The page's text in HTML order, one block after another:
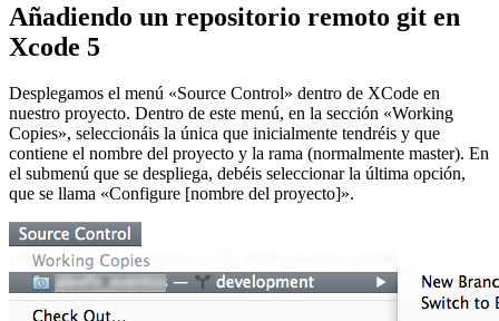
Añadiendo un repositorio remoto git en
Xcode 5
Desplegamos el menú «Source Control» dentro de XCode en
nuestro proyecto. Dentro de este menú, en la sección «Working
Copies», seleccionáis la única que inicialmente tendréis y que
contiene el nombre del proyecto y la rama (normalmente master). En
el submenú que se despliega, debéis seleccionar la última opción,
que se llama «Configure [nombre del proyecto]».